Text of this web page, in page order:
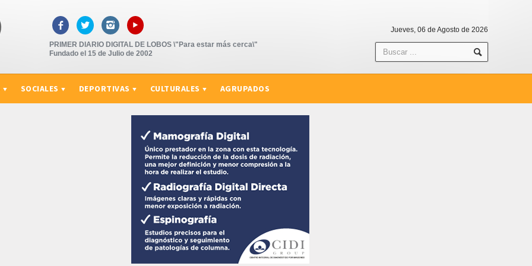
   ▸
PRIMER DIARIO DIGITAL DE LOBOS \"Para estar más cerca\"
Fundado el 15 de Julio de 2002
Jueves, 06 de Agosto de 2026
SOCIALES DEPORTIVAS CULTURALES AGRUPADOS